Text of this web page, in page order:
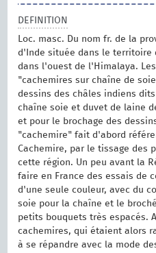
DEFINITION
Loc. masc. Du nom fr. de la
d'Inde située dans le territoire
dans l'ouest de l'Himalaya.
"cachemires sur chaîne de
dessins des châles indiens
chaîne soie et duvet de laine
et pour le brochage des
"cachemire" fait d'abord
Cachemire, par le tissage des
cette région. Un peu avant la
faire en France des essais de
d'une seule couleur, avec du
soie pour la chaîne et le
petits bouquets très espacés.
cachemires, qui étaient alors
à se répandre avec la mode